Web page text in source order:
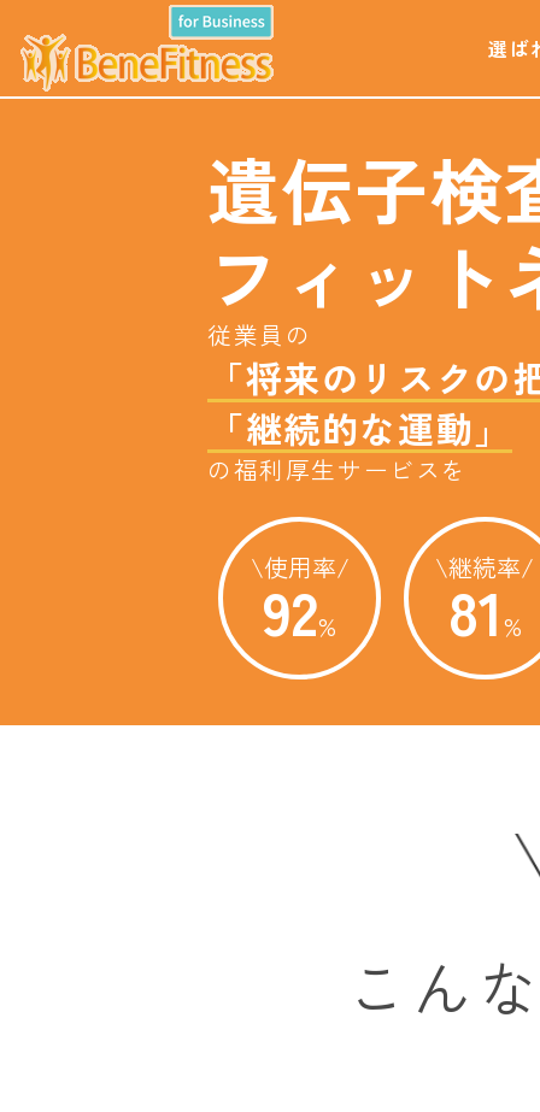
選ば
遺伝子検
フィット
従業員の
「将来のリスクの
「継続的な運動」
の福利厚生サービスを
\使用率/
92%
\継続率/
81 %
こん